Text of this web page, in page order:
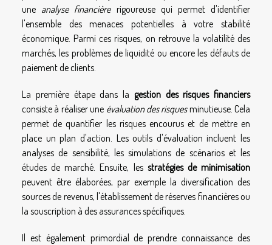
une analyse financièrerigoureuse qui permet d'identifier
l'ensemble des menaces potentielles à votre stabilité
économique. Parmi ces risques, on retrouve la volatilité des
marchés, les problèmes de liquidité ou encore les défauts de
paiement de clients.
La première étape dans la gestion des risques financiers
consiste à réaliser une évaluation des risquesminutieuse. Cela
permet de quantifier les risques encourus et de mettre en
place un plan d'action. Les outils d'évaluation incluent les
analyses de sensibilité, les simulations de scénarios et les
études de marché. Ensuite, les stratégies de minimisation
peuvent être élaborées, par exemple la diversification des
sources de revenus, l'établissement de réserves financières ou
la souscription à des assurances spécifiques.
Il est également primordial de prendre connaissance des